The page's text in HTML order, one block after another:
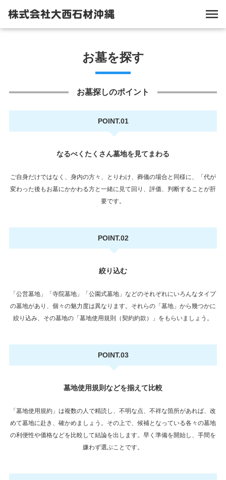
お墓を探す
お墓探しのポイント
POINT.01
なるべくたくさん墓地を見てまわる
ご自身だけではなく、身内の方々、とりわけ、葬儀の場合と同様に、「代が
変わった後もお墓にかかわる方と一緒に見て回り、評価、判断することが肝
要です。
POINT.02
絞り込む
「公営墓地」「寺院墓地」「公園式墓地」などのそれぞれにいろんなタイプ
の墓地があり、個々の魅力度は異なります。それらの「墓地」から幾つかに
絞り込み、その墓地の「墓地使用規則（契約約款）」をもらいましょう。
POINT.03
墓地使用規則などを揃えて比較
「墓地使用規約」は複数の人で精読し、不明な点、不祥な箇所があれば、改
めて墓地に赴き、確かめましょう。その上で、候補となっている各々の墓地
の利便性や価格などを比較して結論を出します。早く準備を開始し、手間を
嫌わず選ぶことです。